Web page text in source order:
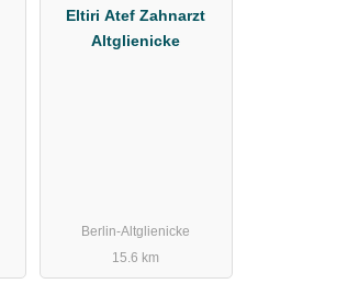
Eltiri Atef Zahnarzt
Altglienicke
Berlin-Altglienicke
15.6 km